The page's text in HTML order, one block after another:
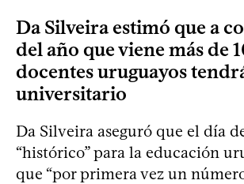
Da Silveira estimó que a
del año que viene más de
docentes uruguayos
universitario
Da Silveira aseguró que el día
“histórico” para la educación
que “por primera vez un